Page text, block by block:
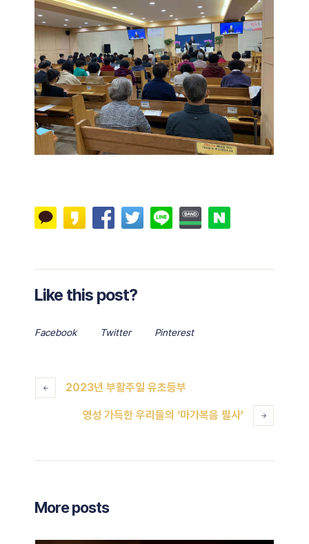
Like this post?
Facebook Twitter Pinterest
2023년 부활주일 유초등부
영성 가득한 우리들의 ‘마가복음 필사’
More posts